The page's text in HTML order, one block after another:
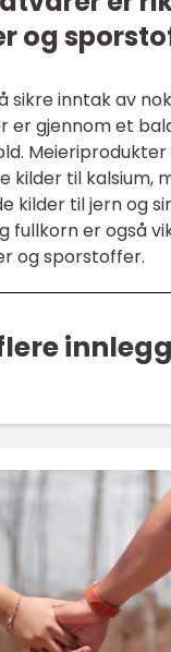
og
sikre inntak av
er gjennom et
kilder til kalsium,
kilder til jern og
fullkorn er også
og sporstoffer.